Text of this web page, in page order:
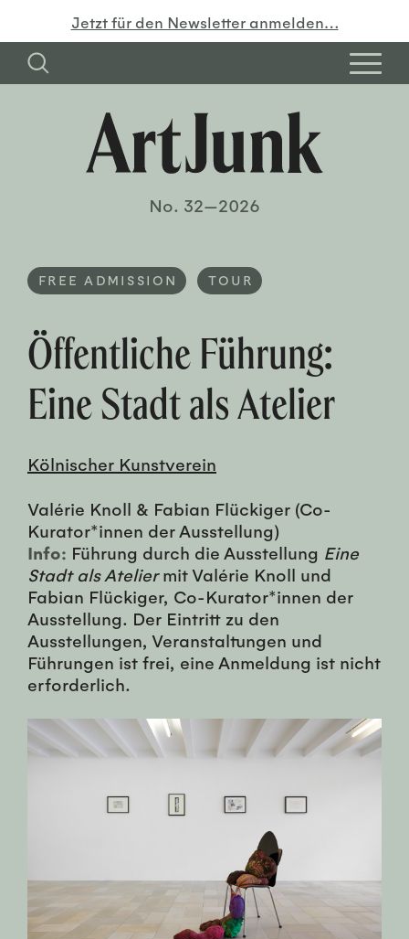
Jetzt für den Newsletter anmelden…
No. 32—2026
FREE ADMISSION TOUR
Öffentliche Führung:
Eine Stadt als Atelier
Kölnischer Kunstverein
Valérie Knoll & Fabian Flückiger (Co-
Kurator*innen der Ausstellung)
Info: Führung durch die Ausstellung Eine
Stadt als Ateliermit Valérie Knoll und
Fabian Flückiger, Co-Kurator*innen der
Ausstellung. Der Eintritt zu den
Ausstellungen, Veranstaltungen und
Führungen ist frei, eine Anmeldung ist nicht
erforderlich.